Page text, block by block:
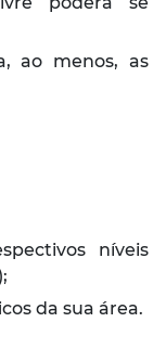
ao menos, as
níveis
da sua área.